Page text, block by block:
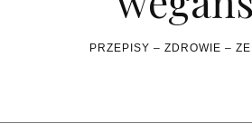
PRZEPISY – ZDROWIE –